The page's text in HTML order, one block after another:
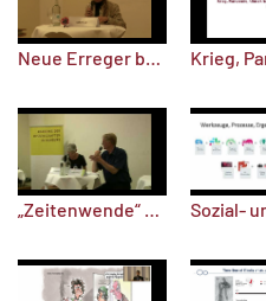
Neue Erreger bändigen - Virusforschung mit KI
„Zeitenwende“ Ukraine-Krieg? Wahrnehmungen, Kontroversen, Perspektiven